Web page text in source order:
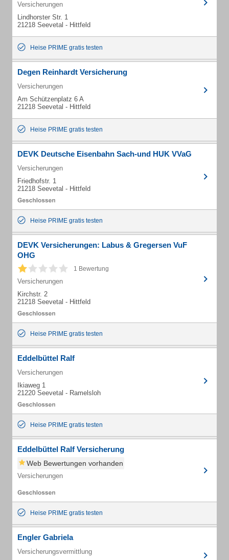
Versicherungen
Lindhorster Str. 1
21218 Seevetal - Hittfeld
Heise PRIME gratis testen
Degen Reinhardt Versicherung
Versicherungen
Am Schützenplatz 6 A
21218 Seevetal - Hittfeld
Heise PRIME gratis testen
DEVK Deutsche Eisenbahn Sach-und HUK VVaG
Versicherungen
Friedhofstr. 1
21218 Seevetal - Hittfeld
Heise PRIME gratis testen
DEVK Versicherungen: Labus & Gregersen VuF
OHG
1 Bewertung
Versicherungen
Kirchstr. 2
21218 Seevetal - Hittfeld
Heise PRIME gratis testen
Eddelbüttel Ralf
Versicherungen
Ikiaweg 1
21220 Seevetal - Ramelsloh
Heise PRIME gratis testen
Eddelbüttel Ralf Versicherung
Web Bewertungen vorhanden
Versicherungen
Heise PRIME gratis testen
Engler Gabriela
Versicherungsvermittlung